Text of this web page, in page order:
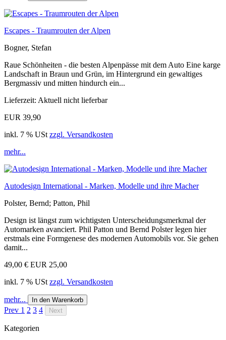
Escapes - Traumrouten der Alpen
Bogner, Stefan
Raue Schönheiten - die besten Alpenpässe mit dem Auto Eine karge
Landschaft in Braun und Grün, im Hintergrund ein gewaltiges
Bergmassiv und mitten hindurch ein...
Lieferzeit: Aktuell nicht lieferbar
EUR 39,90
inkl. 7 % USt zzgl. Versandkosten
mehr...
Autodesign International - Marken, Modelle und ihre Macher
Polster, Bernd; Patton, Phil
Design ist längst zum wichtigsten Unterscheidungsmerkmal der
Automarken avanciert. Phil Patton und Bernd Polster legen hier
erstmals eine Formgenese des modernen Automobils vor. Sie gehen
damit...
49,00 € EUR 25,00
inkl. 7 % USt zzgl. Versandkosten
mehr... In den Warenkorb
Prev 1 2 3 4 Next
Kategorien